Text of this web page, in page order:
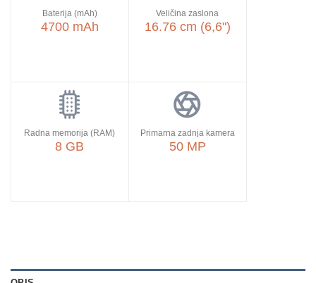
Baterija (mAh)
4700 mAh
Veličina zaslona
16.76 cm (6,6")
Radna memorija (RAM)
8 GB
Primarna zadnja kamera
50 MP